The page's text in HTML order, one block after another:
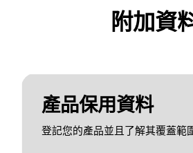
附加資
產品保用資料
登記您的產品並且了解其覆蓋範